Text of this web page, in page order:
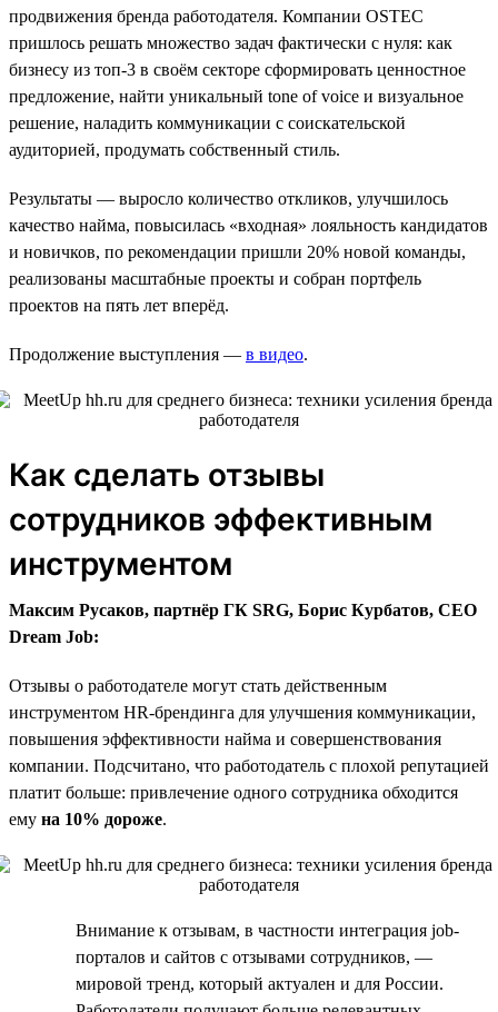
продвижения бренда работодателя. Компании OSTEC
пришлось решать множество задач фактически с нуля: как
бизнесу из топ-3 в своём секторе сформировать ценностное
предложение, найти уникальный tone of voice и визуальное
решение, наладить коммуникации с соискательской
аудиторией, продумать собственный стиль.
Результаты — выросло количество откликов, улучшилось
качество найма, повысилась «входная» лояльность кандидатов
и новичков, по рекомендации пришли 20% новой команды,
реализованы масштабные проекты и собран портфель
проектов на пять лет вперёд.
Продолжение выступления — в видео.
Как сделать отзывы
сотрудников эффективным
инструментом
Максим Русаков, партнёр ГК SRG, Борис Курбатов, CEO
Dream Job:
Отзывы о работодателе могут стать действенным
инструментом HR-брендинга для улучшения коммуникации,
повышения эффективности найма и совершенствования
компании. Подсчитано, что работодатель с плохой репутацией
платит больше: привлечение одного сотрудника обходится
ему на 10% дороже.
Внимание к отзывам, в частности интеграция job-
порталов и сайтов с отзывами сотрудников, —
мировой тренд, который актуален и для России.